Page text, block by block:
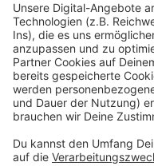
Interessierte können
spätestens2.
entweder über das
oder postalisch an
Informationen und
Vergabeportal der
Anzeige